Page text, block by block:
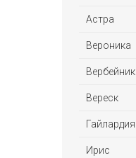
Астра
Вероника
Вербейник
Вереск
Гайлардия
Ирис